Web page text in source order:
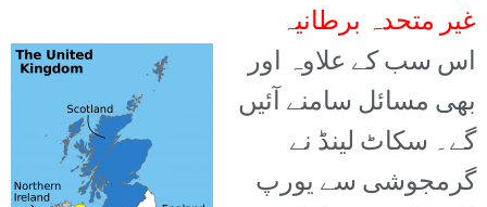
غیر متحدہ برطانیہ
اس سب کے علاوہ اور
بھی مسائل سامنے آئیں
گے۔ سکاٹ لینڈ نے
گرمجوشی سے یورپ